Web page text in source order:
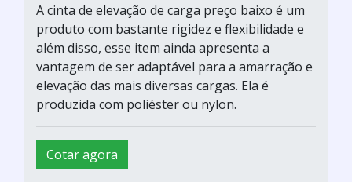
A cinta de elevação de carga preço baixo é um
produto com bastante rigidez e flexibilidade e
além disso, esse item ainda apresenta a
vantagem de ser adaptável para a amarração e
elevação das mais diversas cargas. Ela é
produzida com poliéster ou nylon.
Cotar agora